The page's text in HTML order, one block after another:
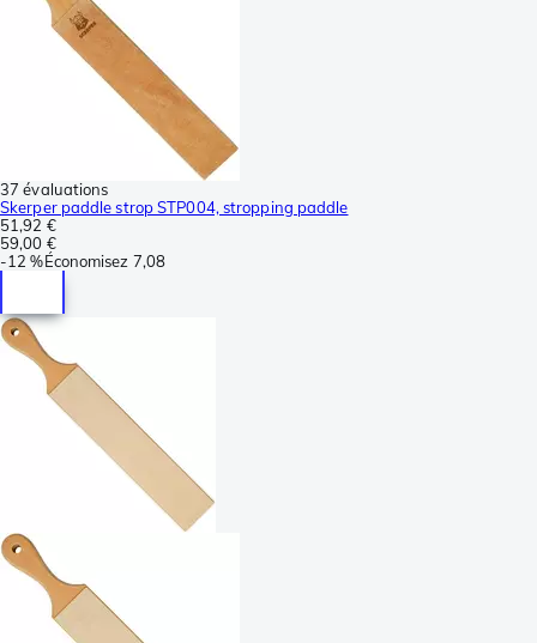
37 évaluations
Skerper paddle strop STP004, stropping paddle
51,92 €
59,00 €
-12 %Économisez 7,08